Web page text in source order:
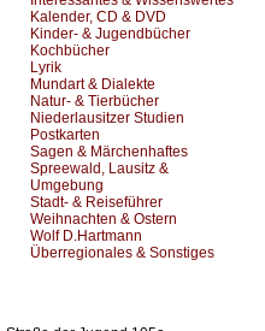
Kalender, CD & DVD
Kinder- & Jugendbücher
Kochbücher
Lyrik
Mundart & Dialekte
Natur- & Tierbücher
Niederlausitzer Studien
Postkarten
Sagen & Märchenhaftes
Spreewald, Lausitz &
Umgebung
Stadt- & Reiseführer
Weihnachten & Ostern
Wolf D.Hartmann
Überregionales & Sonstiges